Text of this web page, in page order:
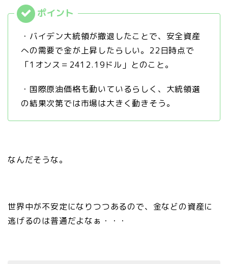
・バイデン大統領が撤退したことで、安全資産
への需要で金が上昇したらしい。22日時点で
「1オンス＝2412.19ドル」とのこと。
・国際原油価格も動いているらしく、大統領選
の結果次第では市場は大きく動きそう。
なんだそうな。
世界中が不安定になりつつあるので、金などの資産に
逃げるのは普通だよなぁ・・・